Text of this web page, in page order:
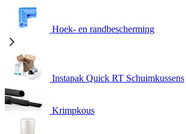
Hoek- en randbescherming
Instapak Quick RT Schuimkussens
Krimpkous